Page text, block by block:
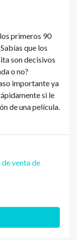
primeros 90
que los
son decisivos
o no?
importante ya
si le
de una película.
venta de